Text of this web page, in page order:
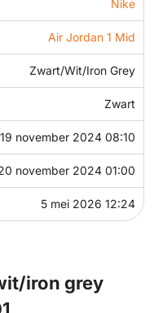
Nike
Air Jordan 1 Mid
Zwart/Wit/Iron Grey
Zwart
19 november 2024 08:10
november 2024 01:00
5 mei 2026 12:24
iron grey